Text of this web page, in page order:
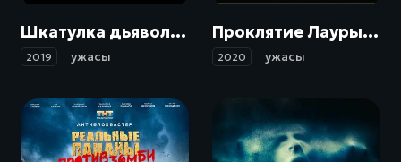
Шкатулка дьявола / The Jack in the Box (2019)
2019 ужасы
Проклятие Лауры: Завещание / The Call (2020)
2020 ужасы